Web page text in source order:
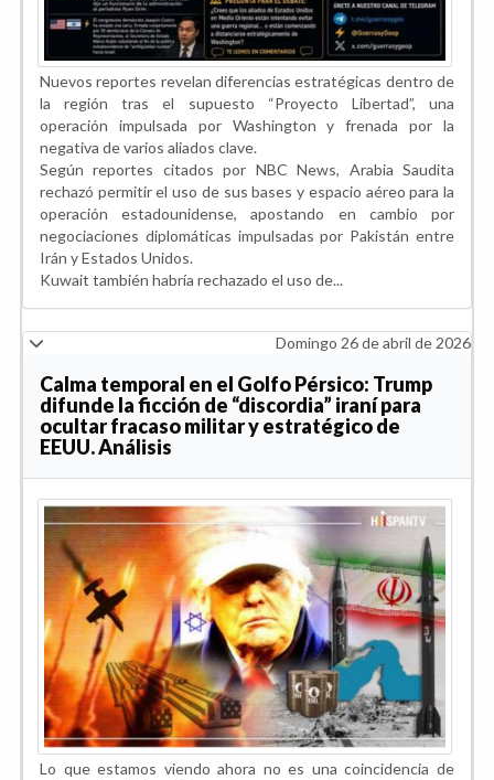
Nuevos reportes revelan diferencias estratégicas dentro de
la región tras el supuesto “Proyecto Libertad”, una
operación impulsada por Washington y frenada por la
negativa de varios aliados clave.
Según reportes citados por NBC News, Arabia Saudita
rechazó permitir el uso de sus bases y espacio aéreo para la
operación estadounidense, apostando en cambio por
negociaciones diplomáticas impulsadas por Pakistán entre
Irán y Estados Unidos.
Kuwait también habría rechazado el uso de...
Domingo 26 de abril de 2026
Calma temporal en el Golfo Pérsico: Trump
difunde la ficción de “discordia” iraní para
ocultar fracaso militar y estratégico de
EEUU. Análisis
Lo que estamos viendo ahora no es una coincidencia de